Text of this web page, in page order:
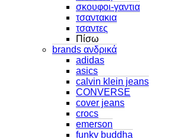
σκουφοι-γαντια
τσαντακια
τσαντες
Πίσω
brands ανδρικά
adidas
asics
calvin klein jeans
CONVERSE
cover jeans
crocs
emerson
funky buddha